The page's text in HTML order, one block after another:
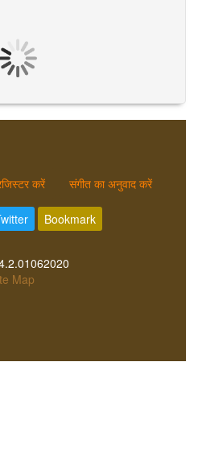
करें संगीत का अनुवाद करें
Bookmark
Map